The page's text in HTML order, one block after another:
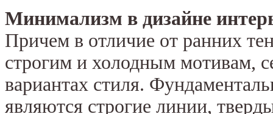
Минимализм в дизайне
Причем в отличие от ранних
строгим и холодным мотивам,
вариантах стиля.
являются строгие линии,